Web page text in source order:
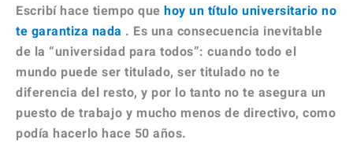
Escribí hace tiempo que hoy un título universitario no
te garantiza nada . Es una consecuencia inevitable
de la “universidad para todos”: cuando todo el
mundo puede ser titulado, ser titulado no te
diferencia del resto, y por lo tanto no te asegura un
puesto de trabajo y mucho menos de directivo, como
podía hacerlo hace 50 años.